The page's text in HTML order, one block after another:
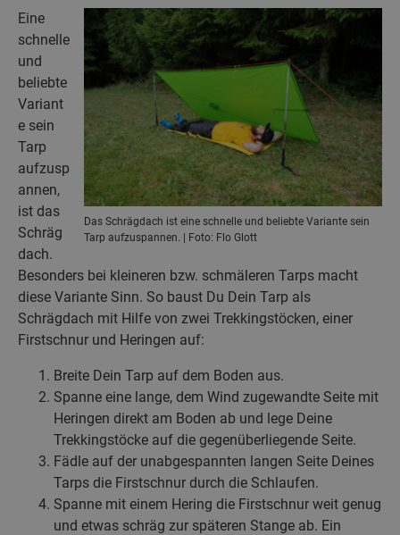
Das Schrägdach ist eine schnelle und beliebte Variante sein
Tarp aufzuspannen. | Foto: Flo Glott
Eine
schnelle
und
beliebte
Variant
e sein
Tarp
aufzusp
annen,
ist das
Schräg
dach.
Besonders bei kleineren bzw. schmäleren Tarps macht
diese Variante Sinn. So baust Du Dein Tarp als
Schrägdach mit Hilfe von zwei Trekkingstöcken, einer
Firstschnur und Heringen auf:
Breite Dein Tarp auf dem Boden aus.
Spanne eine lange, dem Wind zugewandte Seite mit
Heringen direkt am Boden ab und lege Deine
Trekkingstöcke auf die gegenüberliegende Seite.
Fädle auf der unabgespannten langen Seite Deines
Tarps die Firstschnur durch die Schlaufen.
Spanne mit einem Hering die Firstschnur weit genug
und etwas schräg zur späteren Stange ab. Ein